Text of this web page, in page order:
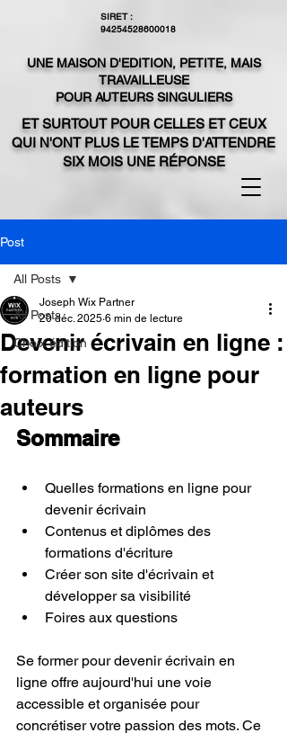
SIRET :
94254528600018
UNE MAISON D'EDITION, PETITE, MAIS
TRAVAILLEUSE
POUR AUTEURS SINGULIERS
ET SURTOUT POUR CELLES ET CEUX
QUI N'ONT PLUS LE TEMPS D'ATTENDRE
SIX MOIS UNE RÉPONSE
Post
All Posts
Choix édition
All Posts
Devenir écrivain en ligne :
formation en ligne pour
auteurs
Joseph Wix Partner
20 déc. 2025 6 min de lecture
Sommaire
Quelles formations en ligne pour
devenir écrivain
Contenus et diplômes des
formations d'écriture
Créer son site d'écrivain et
développer sa visibilité
Foires aux questions
Se former pour devenir écrivain en
ligne offre aujourd'hui une voie
accessible et organisée pour
concrétiser votre passion des mots. Ce